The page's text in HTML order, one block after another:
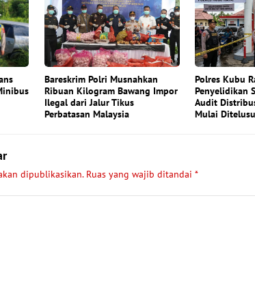
Bareskrim Polri Musnahkan
Ribuan Kilogram Bawang Impor
Ilegal dari Jalur Tikus
Perbatasan Malaysia
Polres Kubu
Penyelidikan
Audit
Mulai
dipublikasikan. Ruas yang wajib ditandai *